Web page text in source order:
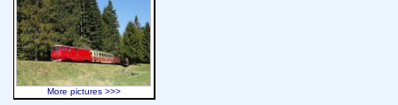
More pictures >>>